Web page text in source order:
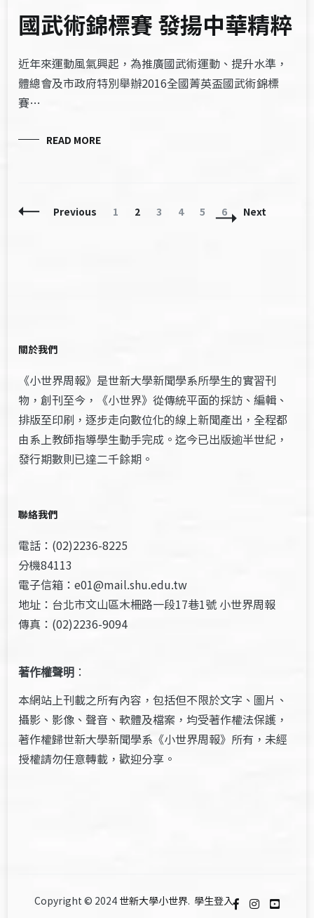
國武術錦標賽 發揚中華精粹
近年來運動風氣興起，為推廣國武術運動、提升水準，
體總會及市政府特別舉辦2016全國菁英盃國武術錦標
賽…
READ MORE
Posts
Previous Page
1 Page
2 Page
3 Page
4 Page
5 Page
6 Next
關於我們
《小世界周報》是世新大學新聞學系所學生的實習刊
物，創刊至今，《小世界》從傳統平面的採訪、編輯、
排版至印刷，逐步走向數位化的線上新聞產出，全程都
由系上教師指導學生動手完成。迄今已出版逾半世紀，
發行期數則已達二千餘期。
聯絡我們
電話：(02)2236-8225
分機84113
電子信箱：e01@mail.shu.edu.tw
地址：台北市文山區木柵路一段17巷1號 小世界周報
傳真：(02)2236-9094
著作權聲明 ：
本網站上刊載之所有內容，包括但不限於文字、圖片、
攝影、影像、聲音、軟體及檔案，均受著作權法保護，
著作權歸世新大學新聞學系《小世界周報》所有，未經
授權請勿任意轉載，歡迎分享。
Copyright © 2024 世新大學小世界. 學生登入